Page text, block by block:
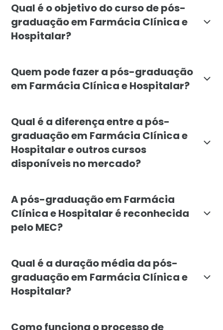
Qual é o objetivo do curso de pós-
graduação em Farmácia Clínica e
Hospitalar?
Quem pode fazer a pós-graduação
em Farmácia Clínica e Hospitalar?
Qual é a diferença entre a pós-
graduação em Farmácia Clínica e
Hospitalar e outros cursos
disponíveis no mercado?
A pós-graduação em Farmácia
Clínica e Hospitalar é reconhecida
pelo MEC?
Qual é a duração média da pós-
graduação em Farmácia Clínica e
Hospitalar?
Como funciona o processo de